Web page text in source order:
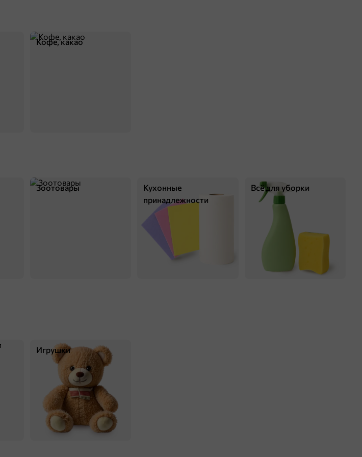
Кофе, какао
Зоотовары
Кухонные
принадлежности
Всё для уборки
Игрушки